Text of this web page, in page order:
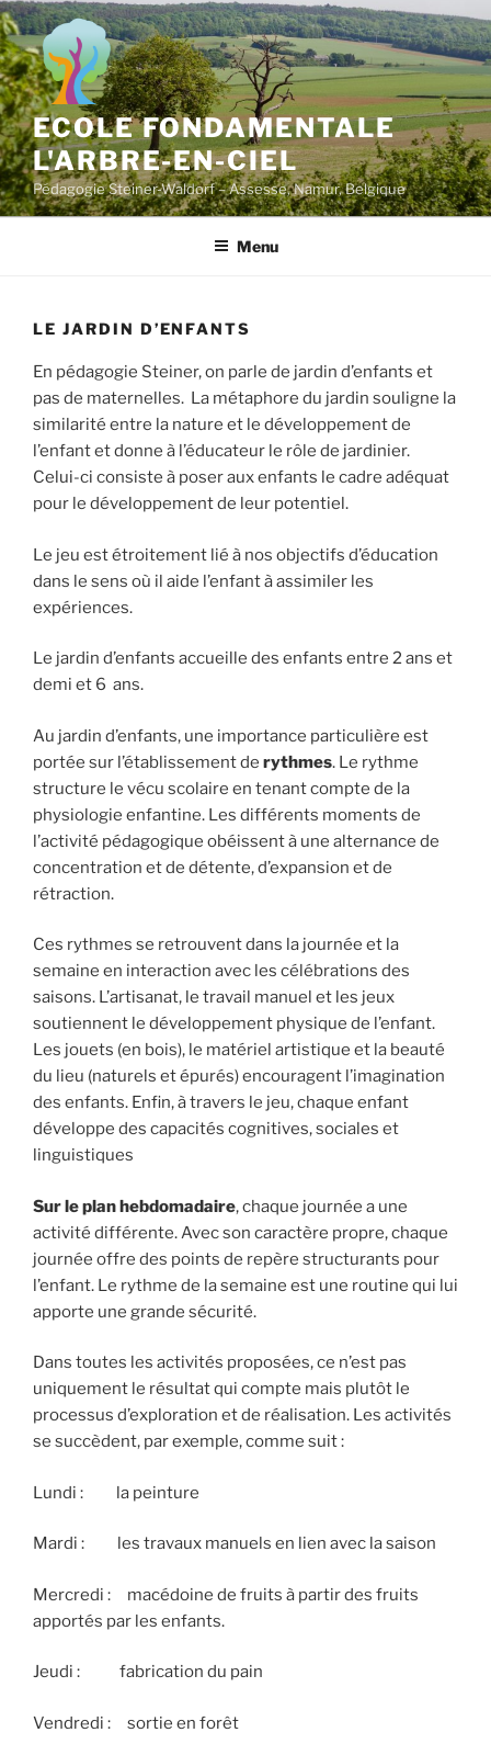
Aller
au
contenu
principal
ECOLE FONDAMENTALE
L'ARBRE-EN-CIEL
Pédagogie Steiner-Waldorf – Assesse, Namur, Belgique
Menu
LE JARDIN D’ENFANTS
En pédagogie Steiner, on parle de jardin d’enfants et
pas de maternelles. La métaphore du jardin souligne la
similarité entre la nature et le développement de
l’enfant et donne à l’éducateur le rôle de jardinier.
Celui-ci consiste à poser aux enfants le cadre adéquat
pour le développement de leur potentiel.
Le jeu est étroitement lié à nos objectifs d’éducation
dans le sens où il aide l’enfant à assimiler les
expériences.
Le jardin d’enfants accueille des enfants entre 2 ans et
demi et 6 ans.
Au jardin d’enfants, une importance particulière est
portée sur l’établissement de rythmes. Le rythme
structure le vécu scolaire en tenant compte de la
physiologie enfantine. Les différents moments de
l’activité pédagogique obéissent à une alternance de
concentration et de détente, d’expansion et de
rétraction.
Ces rythmes se retrouvent dans la journée et la
semaine en interaction avec les célébrations des
saisons. L’artisanat, le travail manuel et les jeux
soutiennent le développement physique de l’enfant.
Les jouets (en bois), le matériel artistique et la beauté
du lieu (naturels et épurés) encouragent l’imagination
des enfants. Enfin, à travers le jeu, chaque enfant
développe des capacités cognitives, sociales et
linguistiques
Sur le plan hebdomadaire, chaque journée a une
activité différente. Avec son caractère propre, chaque
journée offre des points de repère structurants pour
l’enfant. Le rythme de la semaine est une routine qui lui
apporte une grande sécurité.
Dans toutes les activités proposées, ce n’est pas
uniquement le résultat qui compte mais plutôt le
processus d’exploration et de réalisation. Les activités
se succèdent, par exemple, comme suit :
Lundi : la peinture
Mardi : les travaux manuels en lien avec la saison
Mercredi : macédoine de fruits à partir des fruits
apportés par les enfants.
Jeudi : fabrication du pain
Vendredi : sortie en forêt